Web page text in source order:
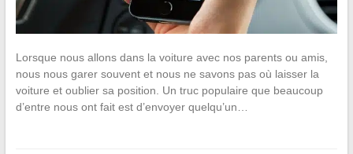
Lorsque nous allons dans la voiture avec nos parents ou amis,
nous nous garer souvent et nous ne savons pas où laisser la
voiture et oublier sa position. Un truc populaire que beaucoup
d’entre nous ont fait est d’envoyer quelqu’un…